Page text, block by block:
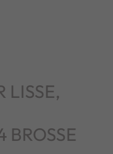
LISSE,
BROSSE